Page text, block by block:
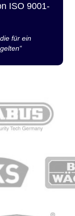
ISO 9001-
für ein